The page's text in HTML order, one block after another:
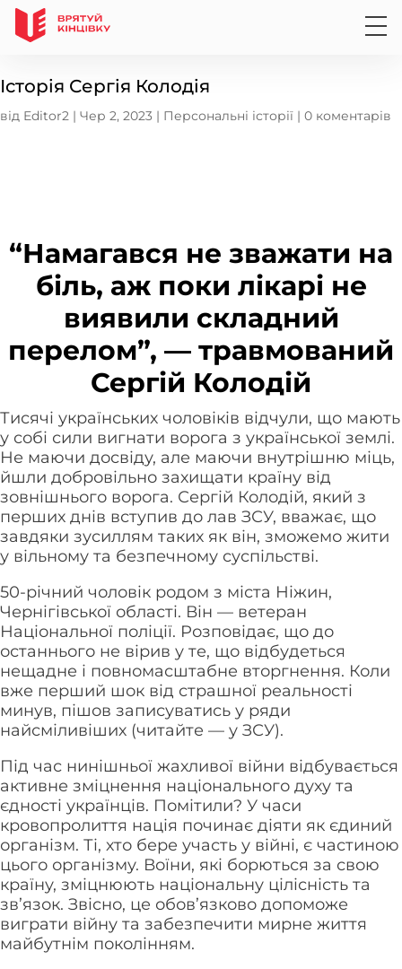
Історія Сергія Колодія
від Editor2 | Чер 2, 2023 | Персональні історії | 0 коментарів
“Намагався не зважати на
біль, аж поки лікарі не
виявили складний
перелом”, — травмований
Сергій Колодій
Тисячі українських чоловіків відчули, що мають
у собі сили вигнати ворога з української землі.
Не маючи досвіду, але маючи внутрішню міць,
йшли добровільно захищати країну від
зовнішнього ворога. Сергій Колодій, який з
перших днів вступив до лав ЗСУ, вважає, що
завдяки зусиллям таких як він, зможемо жити
у вільному та безпечному суспільстві.
50-річний чоловік родом з міста Ніжин,
Чернігівської області. Він — ветеран
Національної поліції. Розповідає, що до
останнього не вірив у те, що відбудеться
нещадне і повномасштабне вторгнення. Коли
вже перший шок від страшної реальності
минув, пішов записуватись у ряди
найсміливіших (читайте — у ЗСУ).
Під час нинішньої жахливої війни відбувається
активне зміцнення національного духу та
єдності українців. Помітили? У часи
кровопролиття нація починає діяти як єдиний
організм. Ті, хто бере участь у війні, є частиною
цього організму. Воїни, які борються за свою
країну, зміцнюють національну цілісність та
зв’язок. Звісно, це обов’язково допоможе
виграти війну та забезпечити мирне життя
майбутнім поколінням.